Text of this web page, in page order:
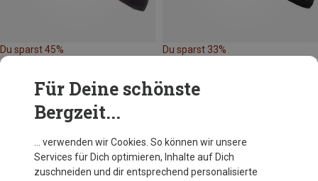
Du sparst 45% Du sparst 33%
Andere Kunden kauften auch
Für Deine schönste
Bergzeit...
… verwenden wir Cookies. So können wir unsere
Services für Dich optimieren, Inhalte auf Dich
zuschneiden und dir entsprechend personalisierte